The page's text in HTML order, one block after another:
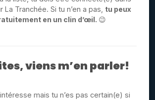
Tranchée. Si tu n’en a pas, tu peux
en un clin d’œil. 😉
viens m’en parler!
mais tu n’es pas certain(e) si